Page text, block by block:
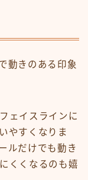
動きのある印象
ェイスラインに
やすくなりま
ルだけでも動き
くくなるのも嬉